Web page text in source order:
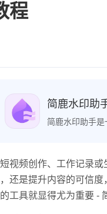
程
简鹿水印助
简鹿水印助手
视频创作、工作记录
还是提升内容的可信
工具就显得尤为重要 -